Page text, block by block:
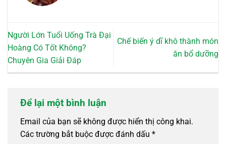
Người Lớn Tuổi Uống Trà Đại
Hoàng Có Tốt Không?
Chuyên Gia Giải Đáp
Chế biến ý dĩ khô thành món
ăn bổ dưỡng
Để lại một bình luận
Email của bạn sẽ không được hiển thị công khai.
Các trường bắt buộc được đánh dấu *